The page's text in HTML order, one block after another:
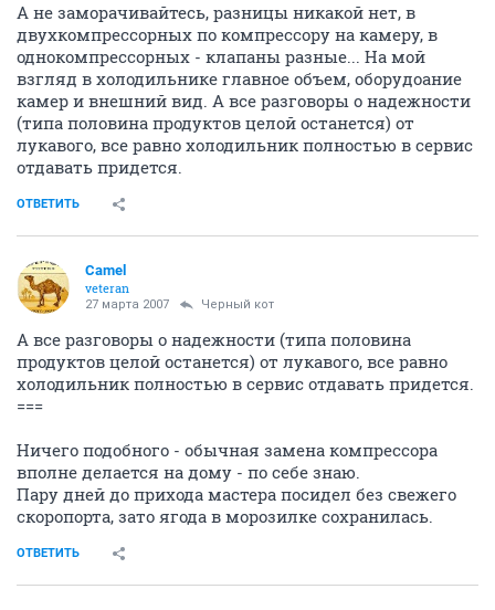
А не заморачивайтесь, разницы никакой нет, в
двухкомпрессорных по компрессору на камеру, в
однокомпрессорных - клапаны разные... На мой
взгляд в холодильнике главное объем, оборудоание
камер и внешний вид. А все разговоры о надежности
(типа половина продуктов целой останется) от
лукавого, все равно холодильник полностью в сервис
отдавать придется.
ОТВЕТИТЬ
Camel
veteran
27 марта 2007 Черный кот
А все разговоры о надежности (типа половина
продуктов целой останется) от лукавого, все равно
холодильник полностью в сервис отдавать придется.
===
Ничего подобного - обычная замена компрессора
вполне делается на дому - по себе знаю.
Пару дней до прихода мастера посидел без свежего
скоропорта, зато ягода в морозилке сохранилась.
ОТВЕТИТЬ